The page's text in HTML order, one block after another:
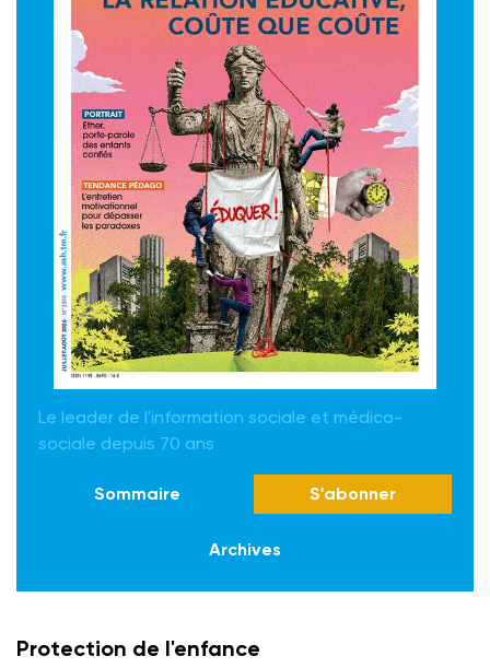
Le leader de l'information sociale et médico-
sociale depuis 70 ans
Sommaire S'abonner
Archives
Protection de l'enfance